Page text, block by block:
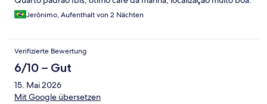
Jerônimo, Aufenthalt von 2 Nächten
Verifizierte Bewertung
6/10 – Gut
15. Mai 2026
Mit Google übersetzen